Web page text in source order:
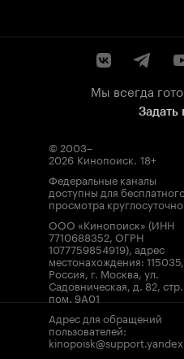
Мы всегда
Задать
© 2003–
2026 Кинопоиск. 18+
Федеральные каналы
доступны для
просмотра круглосуточно
ООО «Кинопоиск» (ИНН
7710688352, ОГРН
1077759854919), адрес
местонахождения: 115035,
Россия, г. Москва, ул.
Садовническая, д. 82,
пом. 9А01
Адрес для обращений
пользователей: